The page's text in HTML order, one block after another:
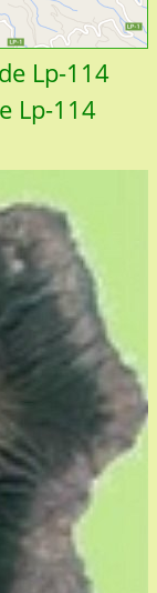
Lp-114
Lp-114